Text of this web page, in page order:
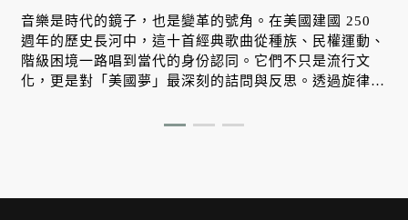
音樂是時代的鏡子，也是變革的號角。在美國建國 250
週年的歷史長河中，這十首經典歌曲從種族、民權運動、
階級困境一路唱到當代的身份認同。它們不只是流行文
化，更是對「美國夢」最深刻的詰問與反思。透過旋律，
扎、對話並重塑自我的漫長旅程。